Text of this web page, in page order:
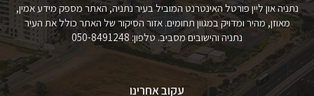
נתניה און ליין פורטל האינטרנט המוביל בעיר נתניה, האתר מספק מידע אמין,
מאוזן, מהיר ומדויק במגוון תחומים. אזור הסיקור של האתר כולל את העיר
נתניה והישובים מסביב. טלפון: 050-8491248
עקוב אחרינו